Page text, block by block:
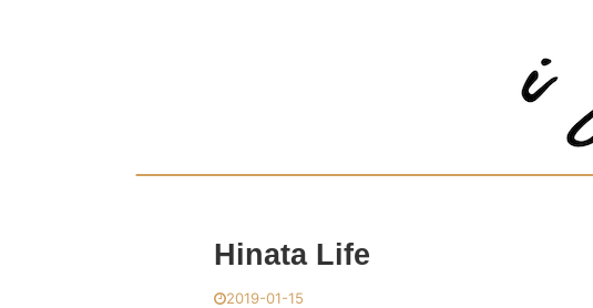
Hinata Life
2019-01-15